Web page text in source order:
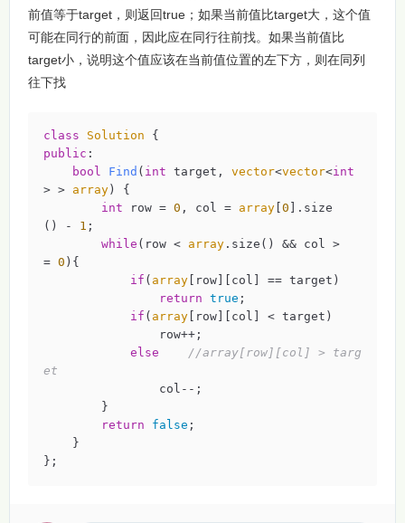
前值等于target，则返回true；如果当前值比target大，这个值
可能在同行的前面，因此应在同行往前找。如果当前值比
target小，说明这个值应该在当前值位置的左下方，则在同列
往下找
class Solution {
public :
bool
Find ( int target, vector<vector<int
> > array)
{
int row = 0 , col = array[ 0 ].size
() - 1 ;
while (row < array.size() && col >
= 0 ){
if ( array[row][col] == target)
return true ;
if ( array[row][col] < target)
row++;
else
//array[row][col] > targ
et
col--;
}
return
false ;
}
};